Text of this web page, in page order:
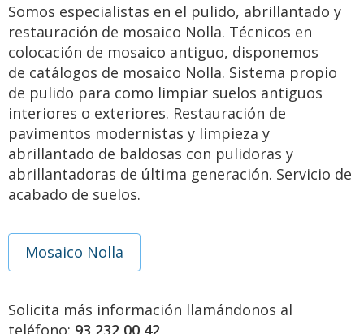
Somos especialistas en el pulido, abrillantado y
restauración de mosaico Nolla. Técnicos en
colocación de mosaico antiguo, disponemos
de catálogos de mosaico Nolla. Sistema propio
de pulido para como limpiar suelos antiguos
interiores o exteriores. Restauración de
pavimentos modernistas y limpieza y
abrillantado de baldosas con pulidoras y
abrillantadoras de última generación. Servicio de
acabado de suelos.
Mosaico Nolla
Solicita más información llamándonos al
teléfono: 93 232 00 42